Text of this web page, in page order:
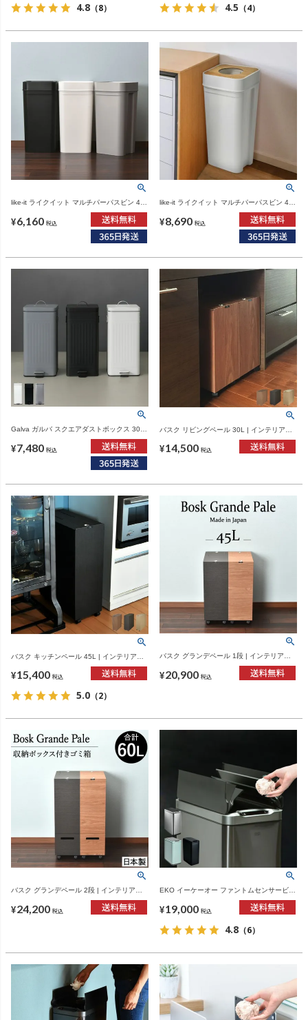
4.8 （8） 4.5 （4）
like-it ライクイット マルチパーパスビン 45L
¥6,160 税込
like-it ライクイット マルチパーパスビン 45L
木蓋セット | インテリア雑貨・ゴミ箱
¥8,690 税込
Galva ガルバ スクエアダストボックス 30L |
¥7,480 税込
バスク リビングペール 30L | インテリア雑
¥14,500 税込
バスク キッチンペール 45L | インテリア雑
¥15,400 税込
5.0 （2）
バスク グランデペール 1段 | インテリア雑
¥20,900 税込
バスク グランデペール 2段 | インテリア雑
¥24,200 税込
EKO イーケーオー ファントムセンサービン
45L | インテリア雑貨・ゴミ箱
¥19,000 税込
4.8 （6）